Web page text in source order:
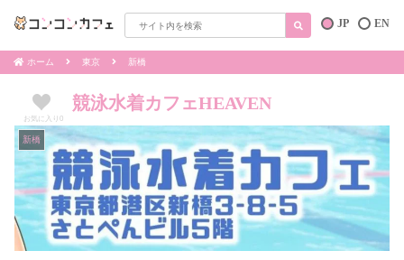
EN
JP
ホーム 東京 新橋
お気に入り 0
競泳水着カフェHEAVEN
新橋